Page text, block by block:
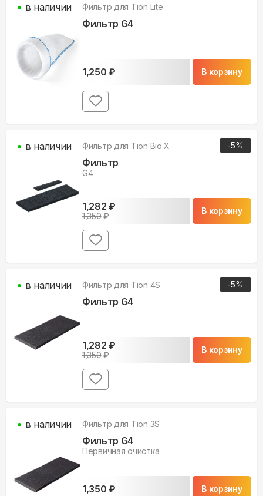
Фильтр для Tion Lite
Фильтр G4
1,250 ₽ В корзину
в наличии
-5%
Фильтр для Tion Bio X
Фильтр
G4
1,282 ₽
1,350₽
В корзину
в наличии
-5%
Фильтр для Tion 4S
Фильтр G4
1,282 ₽
1,350₽
В корзину
в наличии
Фильтр для Tion 3S
Фильтр G4
Первичная очистка
1,350 ₽ В корзину
в наличии